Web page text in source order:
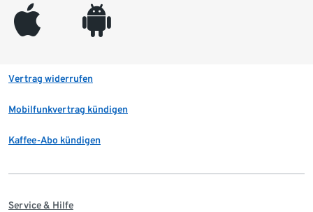
appleinc android
Vertrag widerrufen
Mobilfunkvertrag kündigen
Kaffee-Abo kündigen
Service & Hilfe